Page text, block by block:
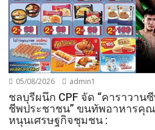
05/08/2026 admin1
ชลบุรีผนึก CPF จัด “คาราวาน
ชีพประชาชน” ขนทัพอาหารคุณ
หนุนเศรษฐกิจชุมชน :